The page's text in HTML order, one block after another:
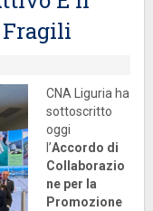
Fragili
CNA Liguria ha
sottoscritto
oggi
l’Accordo di
Collaborazio
ne per la
Promozione